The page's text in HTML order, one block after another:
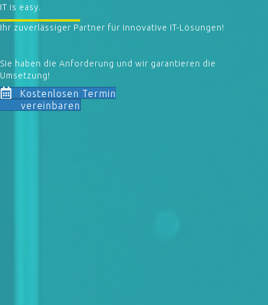
IT is easy.
Ihr zuverlässiger Partner für innovative IT-Lösungen!
Sie haben die Anforderung und wir garantieren die
Umsetzung!
Kostenlosen Termin
vereinbaren